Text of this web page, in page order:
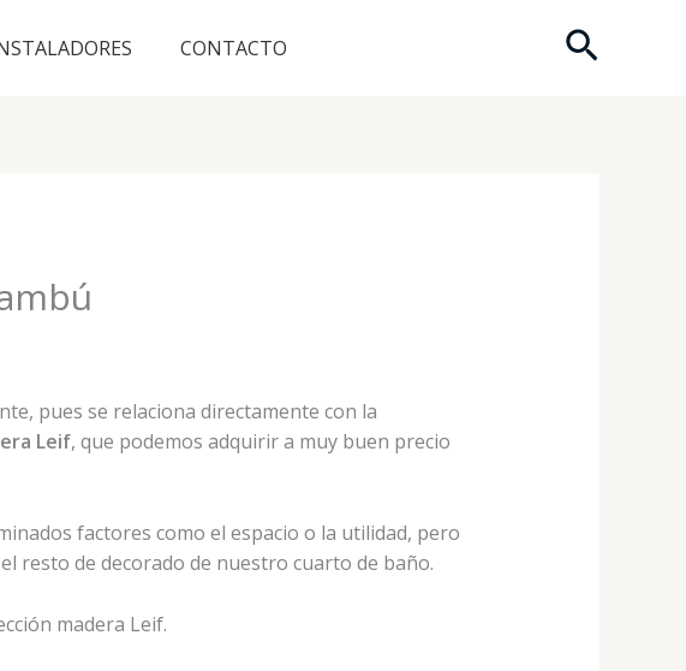
CONTACTO Buscar
pues se relaciona directamente con la
Leif, que podemos adquirir a muy buen precio
factores como el espacio o la utilidad, pero
resto de decorado de nuestro cuarto de baño.